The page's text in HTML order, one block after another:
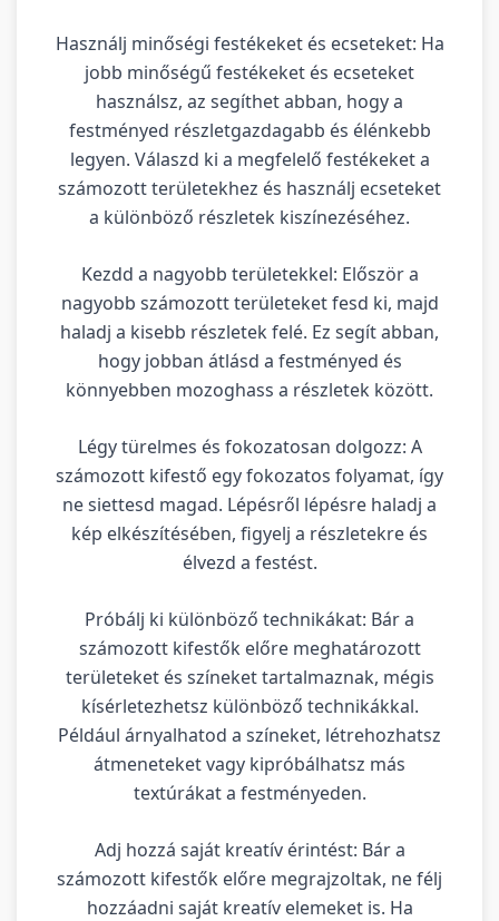
Használj minőségi festékeket és ecseteket: Ha
jobb minőségű festékeket és ecseteket
használsz, az segíthet abban, hogy a
festményed részletgazdagabb és élénkebb
legyen. Válaszd ki a megfelelő festékeket a
számozott területekhez és használj ecseteket
a különböző részletek kiszínezéséhez.
Kezdd a nagyobb területekkel: Először a
nagyobb számozott területeket fesd ki, majd
haladj a kisebb részletek felé. Ez segít abban,
hogy jobban átlásd a festményed és
könnyebben mozoghass a részletek között.
Légy türelmes és fokozatosan dolgozz: A
számozott kifestő egy fokozatos folyamat, így
ne siettesd magad. Lépésről lépésre haladj a
kép elkészítésében, figyelj a részletekre és
élvezd a festést.
Próbálj ki különböző technikákat: Bár a
számozott kifestők előre meghatározott
területeket és színeket tartalmaznak, mégis
kísérletezhetsz különböző technikákkal.
Például árnyalhatod a színeket, létrehozhatsz
átmeneteket vagy kipróbálhatsz más
textúrákat a festményeden.
Adj hozzá saját kreatív érintést: Bár a
számozott kifestők előre megrajzoltak, ne félj
hozzáadni saját kreatív elemeket is. Ha